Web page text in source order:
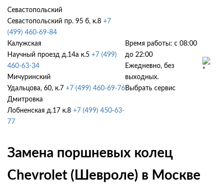
Севастопольский
Севастопольский пр. 95 б, к.8 +7
(499) 460-69-84
Калужская
Научный проезд д.14а к.5 +7 (499)
460-63-34
Мичуринский
Удальцова, 60, к.7 +7 (499) 460-69-76
Дмитровка
Лобненская д.17 к.8 +7 (499) 450-63-
77
Время работы: с 08:00
до 22:00
Ежедневно, без
выходных.
Выбрать сервис
Замена поршневых колец
Chevrolet (Шевроле) в Москве